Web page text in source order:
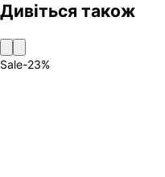
Дивіться також
Sale-23%